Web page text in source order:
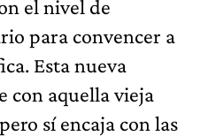
el nivel de
para convencer a
Esta nueva
con aquella vieja
sí encaja con las